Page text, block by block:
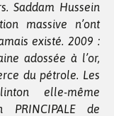
Saddam Hussein
massive n’ont
existé. 2009 :
adossée à l’or,
du pétrole. Les
elle-même
de